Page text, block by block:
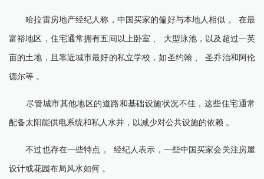
哈拉雷房地产经纪人称，中国买家的偏好与本地人相似 。 在最
富裕地区，住宅通常拥有五间以上卧室 、 大型泳池，以及超过一英
亩的土地，且靠近城市最好的私立学校，如圣约翰 、 圣乔治和阿伦
德尔等 。
尽管城市其他地区的道路和基础设施状况不佳，这些住宅通常
配备太阳能供电系统和私人水井，以减少对公共设施的依赖 。
不过也存在一些特点 。 经纪人表示，一些中国买家会关注房屋
设计或花园布局风水如何 。